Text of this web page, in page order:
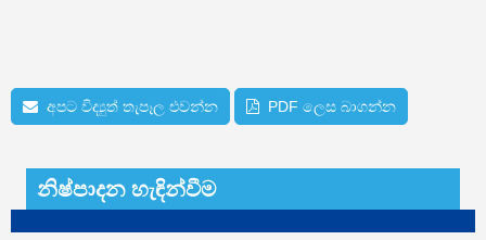
අපට විද්‍යුත් තැපෑල එවන්න PDF ලෙස බාගන්න
නිෂ්පාදන හැඳින්වීම